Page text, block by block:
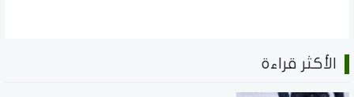
الأكثر قراءة